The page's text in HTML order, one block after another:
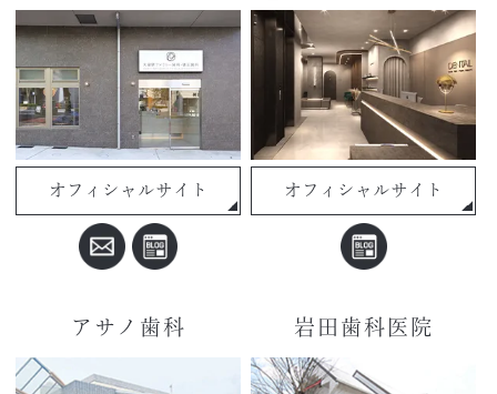
オフィシャルサイト オフィシャルサイト
アサノ歯科 岩田歯科医院